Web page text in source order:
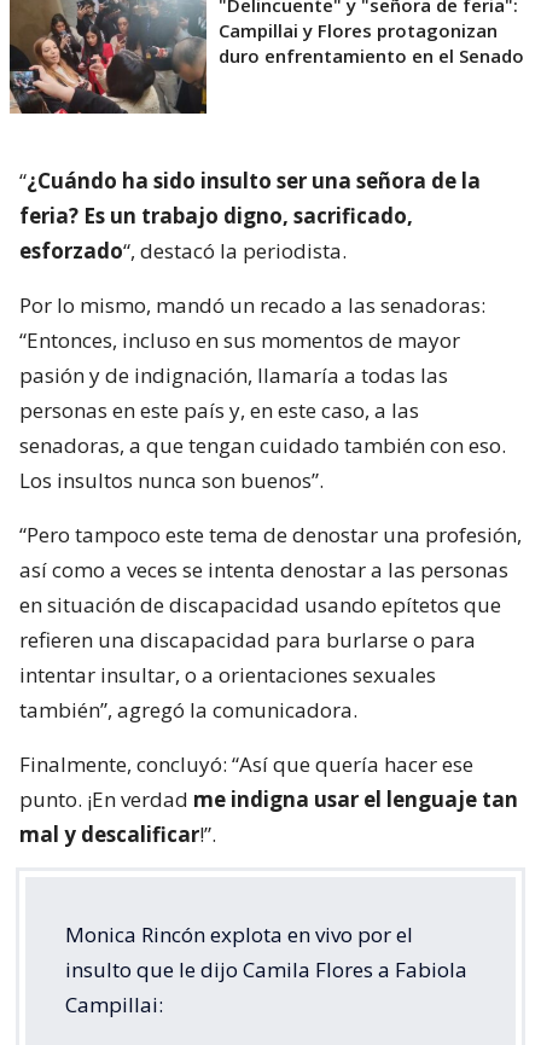
"Delincuente" y "señora de feria":
Campillai y Flores protagonizan
duro enfrentamiento en el Senado
“¿Cuándo ha sido insulto ser una señora de la
feria? Es un trabajo digno, sacrificado,
esforzado“, destacó la periodista.
Por lo mismo, mandó un recado a las senadoras:
“Entonces, incluso en sus momentos de mayor
pasión y de indignación, llamaría a todas las
personas en este país y, en este caso, a las
senadoras, a que tengan cuidado también con eso.
Los insultos nunca son buenos”.
“Pero tampoco este tema de denostar una profesión,
así como a veces se intenta denostar a las personas
en situación de discapacidad usando epítetos que
refieren una discapacidad para burlarse o para
intentar insultar, o a orientaciones sexuales
también”, agregó la comunicadora.
Finalmente, concluyó: “Así que quería hacer ese
punto. ¡En verdad me indigna usar el lenguaje tan
mal y descalificar!”.
Monica Rincón explota en vivo por el
insulto que le dijo Camila Flores a Fabiola
Campillai: